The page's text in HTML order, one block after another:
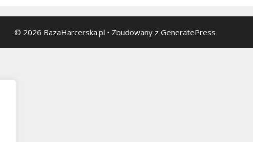
© 2026 BazaHarcerska.pl • Zbudowany z GeneratePress